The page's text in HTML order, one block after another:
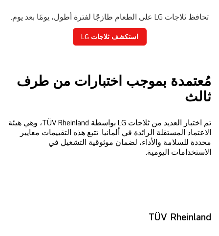
تحافظ ثلاجات LG على الطعام طازجًا لفترة أطول، يومًا بعد يوم.
استكشف ثلاجات LG
مُعتمدة بموجب اختبارات من طرف
ثالث
تم اختبار العديد من ثلاجات LG بواسطة TÜV Rheinland، وهي هيئة
الاعتماد المستقلة الرائدة في ألمانيا. تتبع هذه التقييمات معايير
محددة للسلامة والأداء، لضمان موثوقية التشغيل في
الاستخدامات اليومية.
TÜV Rheinland